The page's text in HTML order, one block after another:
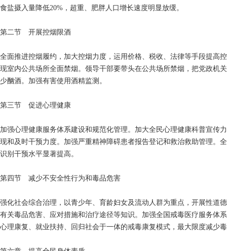
食盐摄入量降低20%，超重、肥胖人口增长速度明显放缓。
第二节 开展控烟限酒
全面推进控烟履约，加大控烟力度，运用价格、税收、法律等手段提高
现室内公共场所全面禁烟。领导干部要带头在公共场所禁烟，把党政机
少酗酒。加强有害使用酒精监测。
第三节 促进心理健康
加强心理健康服务体系建设和规范化管理。加大全民心理健康科普宣传
现和及时干预力度。加强严重精神障碍患者报告登记和救治救助管理。
识别干预水平显著提高。
第四节 减少不安全性行为和毒品危害
强化社会综合治理，以青少年、育龄妇女及流动人群为重点，开展性道
有关毒品危害、应对措施和治疗途径等知识。加强全国戒毒医疗服务体
心理康复、就业扶持、回归社会于一体的戒毒康复模式，最大限度减少